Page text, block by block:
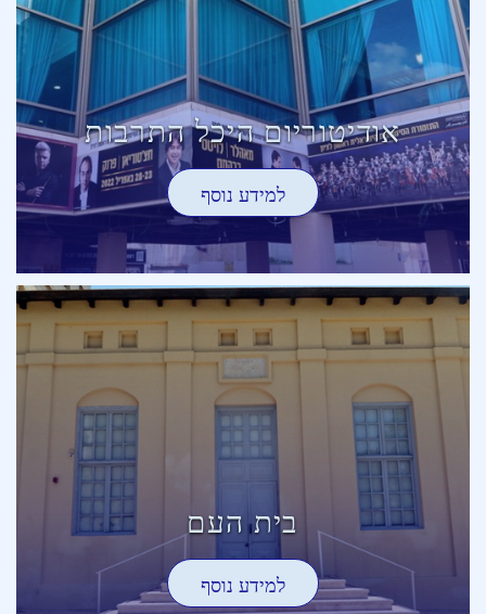
אודיטוריום היכל התרבות
למידע נוסף
בית העם
למידע נוסף